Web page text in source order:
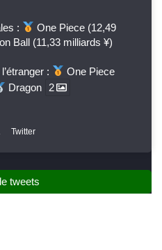
:
One Piece (12,49
Ball (11,33 milliards ¥)
:
One Piece
Dragon 2
Twitter
tweets